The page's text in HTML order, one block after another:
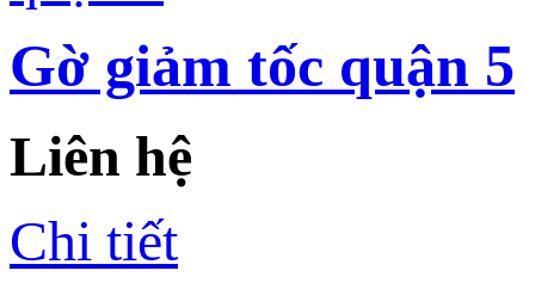
Gờ giảm tốc quận 5
Liên hệ
Chi tiết